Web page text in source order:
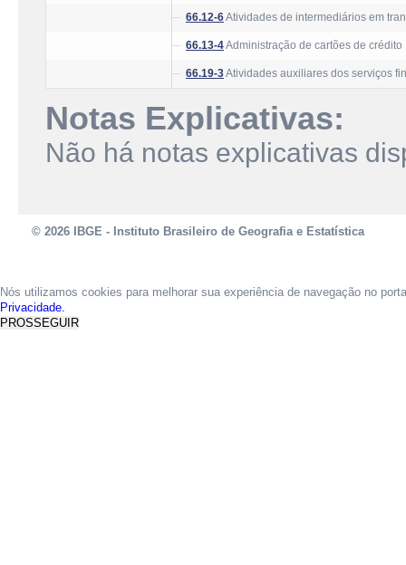
66.12-6Atividades de intermediários em
66.13-4Administração de cartões de crédito
66.19-3Atividades auxiliares dos serviços
Notas Explicativas:
Não há notas explicativas
© 2026 IBGE - Instituto Brasileiro de Geografia e Estatística
Nós utilizamos cookies para melhorar sua experiência de navegação no
Privacidade.
PROSSEGUIR